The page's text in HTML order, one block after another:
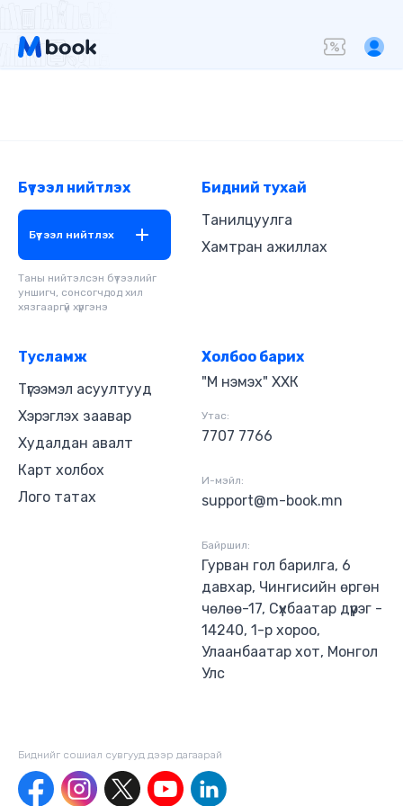
Бүтээл нийтлэх
Бүтээл нийтлэх
Таны нийтэлсэн бүтээлийг
уншигч, сонсогчдод хил
хязгааргүй хүргэнэ
Бидний тухай
Танилцуулга
Хамтран ажиллах
Тусламж
Түгээмэл асуултууд
Хэрэглэх заавар
Худалдан авалт
Карт холбох
Лого татах
Холбоо барих
"М нэмэх" ХХК
Утас:
7707 7766
И-мэйл:
support@m-book.mn
Байршил:
Гурван гол барилга, 6
давхар, Чингисийн өргөн
чөлөө-17, Сүхбаатар дүүрэг -
14240, 1-р хороо,
Улаанбаатар хот, Монгол
Улс
Биднийг сошиал сувгууд дээр дагаaрай